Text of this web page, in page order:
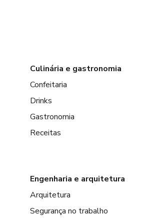
Culinária e gastronomia
Confeitaria
Drinks
Gastronomia
Receitas
Engenharia e arquitetura
Arquitetura
Segurança no trabalho